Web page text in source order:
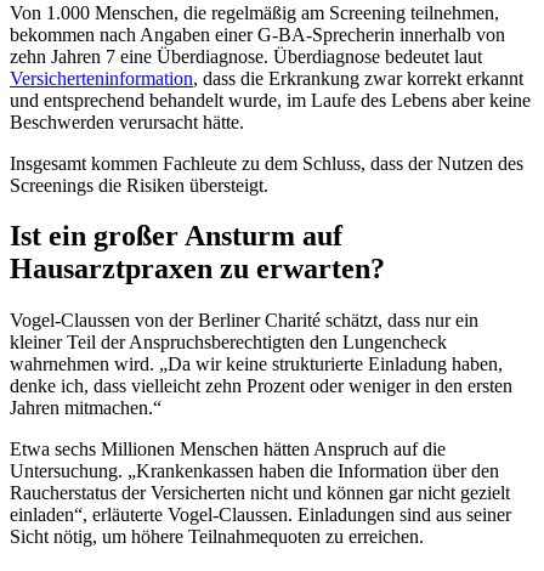
Von 1.000 Menschen, die regelmäßig am Screening teilnehmen,
bekommen nach Angaben einer G-BA-Sprecherin innerhalb von
zehn Jahren 7 eine Überdiagnose. Überdiagnose bedeutet laut
Versicherteninformation, dass die Erkrankung zwar korrekt erkannt
und entsprechend behandelt wurde, im Laufe des Lebens aber keine
Beschwerden verursacht hätte.
Insgesamt kommen Fachleute zu dem Schluss, dass der Nutzen des
Screenings die Risiken übersteigt.
Ist ein großer Ansturm auf
Hausarztpraxen zu erwarten?
Vogel-Claussen von der Berliner Charité schätzt, dass nur ein
kleiner Teil der Anspruchsberechtigten den Lungencheck
wahrnehmen wird. „Da wir keine strukturierte Einladung haben,
denke ich, dass vielleicht zehn Prozent oder weniger in den ersten
Jahren mitmachen.“
Etwa sechs Millionen Menschen hätten Anspruch auf die
Untersuchung. „Krankenkassen haben die Information über den
Raucherstatus der Versicherten nicht und können gar nicht gezielt
einladen“, erläuterte Vogel-Claussen. Einladungen sind aus seiner
Sicht nötig, um höhere Teilnahmequoten zu erreichen.